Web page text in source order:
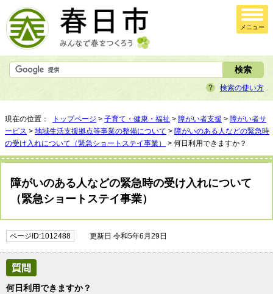
メニュー
検索の使い方
現在の位置： トップページ > 子育て・健康・福祉 > 障がい者支援 > 障がい者サ
ービス > 地域生活支援拠点等事業の整備について > 障がいのある人などの緊急時
の受け入れについて（緊急ショートステイ事業）
> 何日利用できますか？
障がいのある人などの緊急時の受け入れについて
（緊急ショートステイ事業）
ページID:1012488 更新日 令和5年6月29日
何日利用できますか？